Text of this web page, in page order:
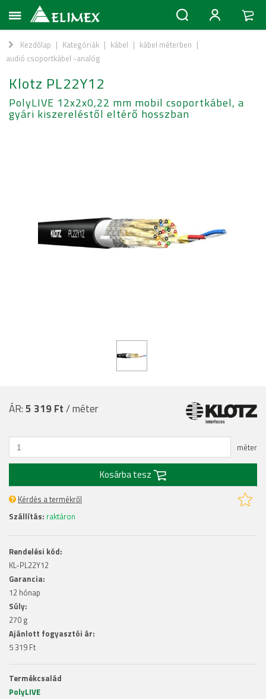
Kezdőlap | Kategóriák | kábel | kábel méterben |
audió csoportkábel -analóg
Klotz PL22Y12
PolyLIVE 12x2x0,22 mm mobil csoportkábel, a
gyári kiszereléstől eltérő hosszban
ÁR:5 319 Ft/ méter
méter
Kosárba tesz
Kérdés a termékről
Szállítás: raktáron
Rendelési kód:
KL-PL22Y12
Garancia:
12 hónap
Súly:
270 g
Ajánlott fogyasztói ár:
5 319 Ft
Termékcsalád
PolyLIVE